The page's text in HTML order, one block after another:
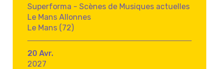
Superforma - Scènes de Musiques actuelles
Le Mans Allonnes
Le Mans (72)
20 Avr.
2027